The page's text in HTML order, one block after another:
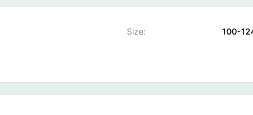
Size: 100-